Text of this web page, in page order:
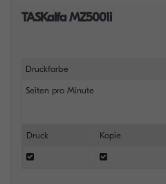
TASKalfa MZ5001i
Druckfarbe
Seiten pro Minute
Druck Kopie